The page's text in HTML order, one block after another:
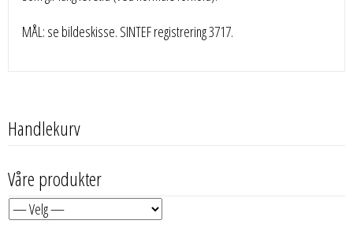
MÅL: se bildeskisse. SINTEF registrering 3717.
Handlekurv
Våre produkter